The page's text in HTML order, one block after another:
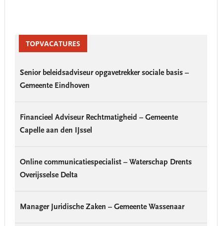
SidebarTOPVACATURES
Senior beleidsadviseur opgavetrekker sociale basis –
Gemeente Eindhoven
Financieel Adviseur Rechtmatigheid – Gemeente
Capelle aan den IJssel
Online communicatiespecialist – Waterschap Drents
Overijsselse Delta
Manager Juridische Zaken – Gemeente Wassenaar